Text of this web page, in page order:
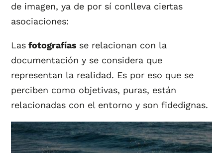
de imagen, ya de por sí conlleva ciertas
asociaciones:
Las fotografías se relacionan con la
documentación y se considera que
representan la realidad. Es por eso que se
perciben como objetivas, puras, están
relacionadas con el entorno y son fidedignas.